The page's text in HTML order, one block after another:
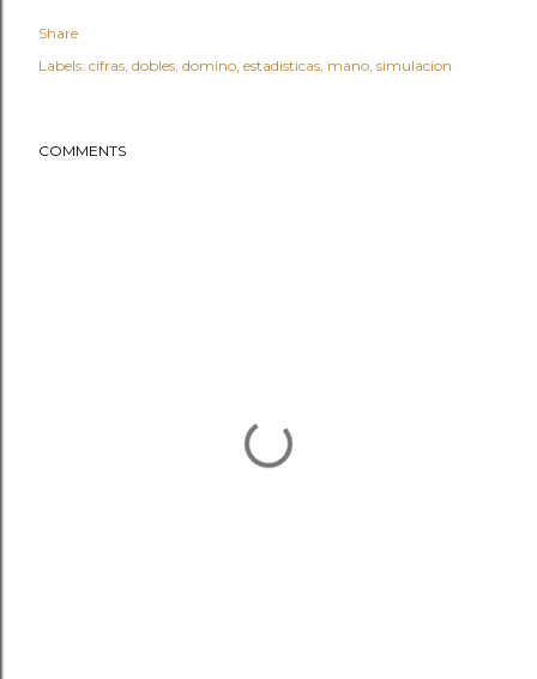
Share
Labels: cifras dobles domino estadisticas mano simulacion
COMMENTS